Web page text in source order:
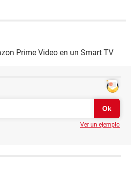
Prime Video en un Smart TV
Ver un ejemplo